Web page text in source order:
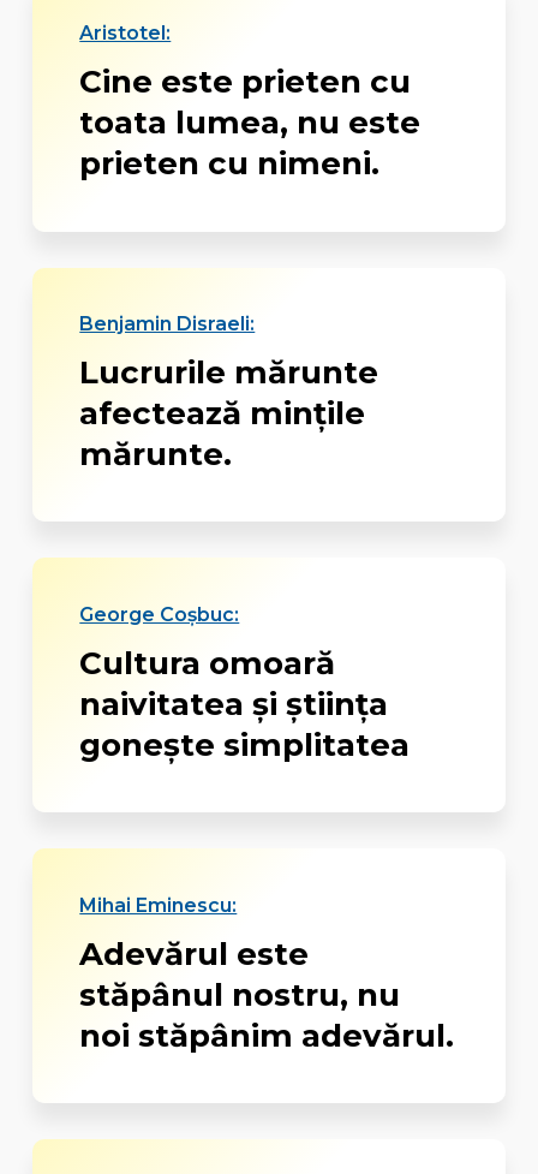
Aristotel:
Cine este prieten cu
toata lumea, nu este
prieten cu nimeni.
Benjamin Disraeli:
Lucrurile mărunte
afectează minţile
mărunte.
George Coşbuc:
Cultura omoară
naivitatea şi ştiinţa
goneşte simplitatea
Mihai Eminescu:
Adevărul este
stăpânul nostru, nu
noi stăpânim adevărul.